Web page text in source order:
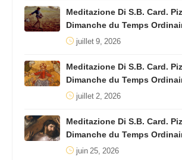
Meditazione Di S.B. Card.
Dimanche du Temps
juillet 9, 2026
Meditazione Di S.B. Card.
Dimanche du Temps
juillet 2, 2026
Meditazione Di S.B. Card.
Dimanche du Temps
juin 25, 2026